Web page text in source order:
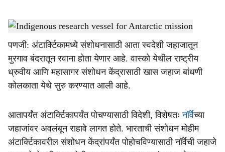
a
r
Antarctica research from Vasco- Dainik Gomantak
पणजी: अंटार्क्टिकामध्ये संशोधनासाठी आता स्वदेशी जहाजातून
मुरगाव बंदरातून रवाना होता येणार आहे. वास्को येथील राष्ट्रीय
ध्रुवीय आणि महासागर संशोधन केंद्रासाठी खास जहाज बांधणी
कोलकाता येथे सुरु करण्यात आली आहे.
आतापर्यंत अंटार्क्टिकापर्यंत पोचण्यासाठी विदेशी, विशेषतःनॉर्वेच्या
जहाजांवर अवलंबून राहावे लागत होते. भारताची संशोधन मोहीम
अंटार्क्टिकावरील संशोधन केंद्रांपर्यंत पोहोचविण्यासाठी नॉर्वेची जहाजे